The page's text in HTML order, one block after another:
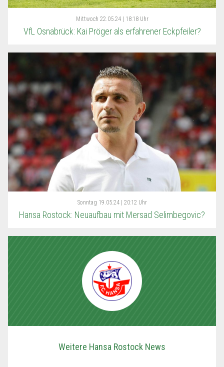
Mittwoch 22.05.24 | 18:18 Uhr
VfL Osnabrück: Kai Pröger als erfahrener Eckpfeiler?
Sonntag 19.05.24 | 20:12 Uhr
Hansa Rostock: Neuaufbau mit Mersad Selimbegovic?
Weitere Hansa Rostock News